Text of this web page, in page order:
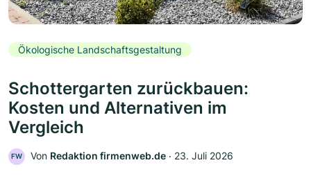
Ökologische Landschaftsgestaltung
Schottergarten zurückbauen:
Kosten und Alternativen im
Vergleich
FW Von Redaktion firmenweb.de ‧ 23. Juli 2026